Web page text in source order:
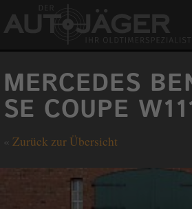
DER
MERCEDES
SE COUPE
« Zurück zur Übersicht